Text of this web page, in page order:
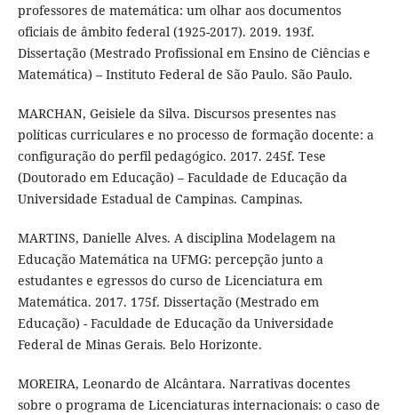
professores de matemática: um olhar aos documentos
oficiais de âmbito federal (1925-2017). 2019. 193f.
Dissertação (Mestrado Profissional em Ensino de Ciências e
Matemática) – Instituto Federal de São Paulo. São Paulo.
MARCHAN, Geisiele da Silva. Discursos presentes nas
políticas curriculares e no processo de formação docente: a
configuração do perfil pedagógico. 2017. 245f. Tese
(Doutorado em Educação) – Faculdade de Educação da
Universidade Estadual de Campinas. Campinas.
MARTINS, Danielle Alves. A disciplina Modelagem na
Educação Matemática na UFMG: percepção junto a
estudantes e egressos do curso de Licenciatura em
Matemática. 2017. 175f. Dissertação (Mestrado em
Educação) - Faculdade de Educação da Universidade
Federal de Minas Gerais. Belo Horizonte.
MOREIRA, Leonardo de Alcântara. Narrativas docentes
sobre o programa de Licenciaturas internacionais: o caso de